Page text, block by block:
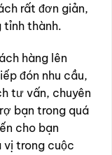
rất đơn giản,
thành.
hàng lên
đón nhu cầu,
tư vấn, chuyên
bạn trong quá
cho bạn
vị trong cuộc